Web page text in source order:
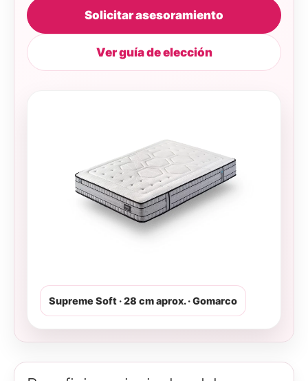
Solicitar asesoramiento
Ver guía de elección
Supreme Soft · 28 cm aprox. · Gomarco